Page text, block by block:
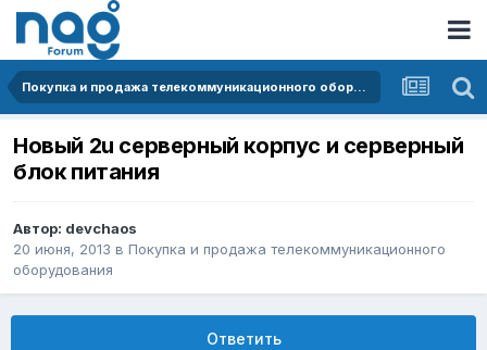
Покупка и продажа телекоммуникационного оборудования
Новый 2u серверный корпус и серверный
блок питания
Автор: devchaos
20 июня, 2013 в Покупка и продажа телекоммуникационного
оборудования
Ответить